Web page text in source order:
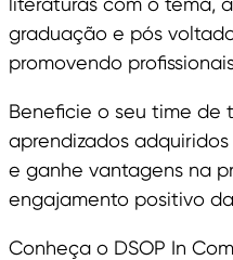
graduação e pós
promovendo
Beneficie o seu time de
aprendizados
e ganhe vantagens na
engajamento positivo
Conheça o DSOP In